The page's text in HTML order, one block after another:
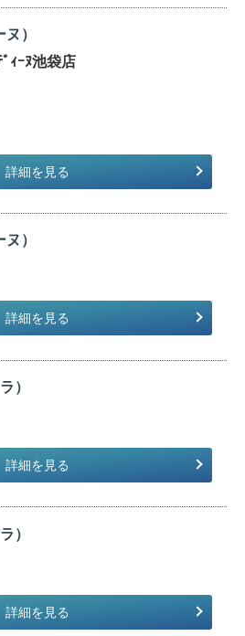
）
ﾞｨｰﾇ池袋店
詳細を見る
）
詳細を見る
）
詳細を見る
）
詳細を見る